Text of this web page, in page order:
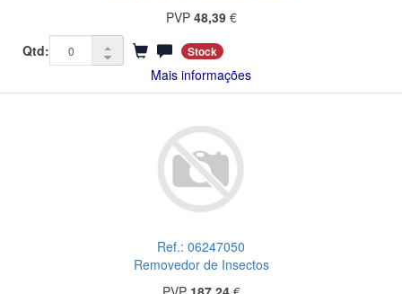
PVP 48,39€
Qtd:
Stock
Mais informações
Ref.: 06247050
Removedor de Insectos